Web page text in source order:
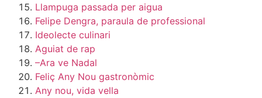
Llampuga passada per aigua
Felipe Dengra, paraula de professional
Ideolecte culinari
Aguiat de rap
–Ara ve Nadal
Feliç Any Nou gastronòmic
Any nou, vida vella